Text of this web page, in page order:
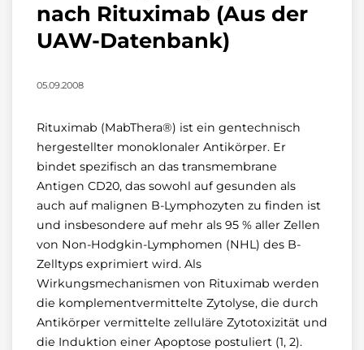
nach Rituximab (Aus der
UAW-Datenbank)
05.09.2008
Rituximab (MabThera®) ist ein gentechnisch
hergestellter monoklonaler Antikörper. Er
bindet spezifisch an das transmembrane
Antigen CD20, das sowohl auf gesunden als
auch auf malignen B-Lymphozyten zu finden ist
und insbesondere auf mehr als 95 % aller Zellen
von Non-Hodgkin-Lymphomen (NHL) des B-
Zelltyps exprimiert wird. Als
Wirkungsmechanismen von Rituximab werden
die komplementvermittelte Zytolyse, die durch
Antikörper vermittelte zelluläre Zytotoxizität und
die Induktion einer Apoptose postuliert (1, 2).